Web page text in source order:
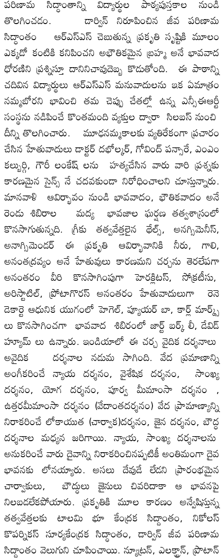
తొలగించడం. డార్విన్ నిరూపించిన జీవ పరిణామ
సిద్ధాంతం ఆర్ఎస్ఎస్ చెబుతున్న ప్రకృతి సృష్టికి మూలం
ఎక్కడో కంటికి కనిపించని అభౌతికమైన బ్రహ్మ అనే భావవాద
ధోరణిని ప్రశ్నిస్తూ దానినిచావుదెబ్బ కొడుతోంది. ఈ పాఠాన్ని
చదివిన విద్యార్థులు ఆర్ఎస్ఎస్ మనువాదులను ఇక ఏమాత్రం
నమ్మబోరని భావించి తమ చెప్పు చేతల్లో ఉన్న ఎన్సీఈఆర్టీ
సంస్థను నడిపించే కొంతమంది వ్యక్తుల ద్వారా సిలబస్ నుంచి
దీన్ని తొలగించారు. మూఢనమ్మకాలకు వ్యతిరేకంగా ప్రచారం
చేసిన హేతువాదులు డాక్టర్ దభోల్కర్, గోవింద్ పన్సారే, ఎంఎం
కల్బుర్గి, గౌరీ లంకేష్ లను హత్యచేసిన వారు వారి ప్రశ్నకు
కారణమైన సైన్స్ నే చదవకుండా నిరోధించాలని చూస్తున్నారు.
మానవాళి ఆవిర్భావం నుండి భావవాదం, భౌతికవాదం అనే
రెండు శిబిరాల మద్య భావజాల ఘర్షణ తత్వశాస్రంలో
కొనసాగుతున్నది. గ్రీకు తత్వవేత్తలైన థేల్స్, అనగ్సిమెనీస్,
అనాగ్సిమెండర్ ఈ ప్రకృతి ఆవిర్భావానికి నీరు, గాలి,
అనంతద్రవ్యం అనే హేతువులు కారణమని చర్చను తెరలేపగా
అనంతరం వీరి కొనసాగింపుగా హెరక్లిటస్, సోక్రటీసు,
అరిస్టాటిల్, ప్రోటాగొరస్ అనంతరం హేతువాదులుగా రెనె
డెకార్టె ఆధునిక యుగంలో హెగెల్, ప్యూయర్ బా, కార్ల్ మార్క్స్
లు కొనసాగించగా భావవాద శిబిరంలో జార్ట్ బర్క్ లీ, డేవిడ్
హ్యూమ్ లు ఉన్నారు. ఇండియాలో ఈ చర్చ వైదిక దర్శనాలు
అవైదిక దర్శనాల నడుమ సాగింది. వేద ప్రమాణాన్ని
అంగీకరించే న్యాయ దర్శనం, వైశేషిక దర్శనం, సాంఖ్య
దర్శనం, యోగ దర్శనం, పూర్వ మీమాంసా దర్శనం ,
ఉత్తరమీమాంసా దర్శనం (వేదాంతదర్శనం) వేద ప్రామాణ్యాన్ని
నిరాకరించే లోకాయుత (చార్వాక)దర్శనం, జైన దర్శనం, బౌద్ధ
దర్శనాల మధ్యన జరిగాయి. న్యాయ, సాంఖ్య దర్శనాలను
అనుకరించే వారు దైవాన్ని నిరాకరించినప్పటికీ అంతిమంగా దైవ
భావనకు లోనయ్యారు. అసలు దేవుడే లేడని ప్రారంభమైన
చార్వాకులు, బౌద్ధులు జైనులు చివరిదాకా ఆ భావనపై
నిలబడలేకపోయారు. ప్రకృతికి మూల కారణం అన్వేషిస్తున్న
తత్వవేత్తలకు టాలమి భూ కేంద్రక సిద్దాంతం, నికోలస్
కొపర్నికస్ సూర్యకేంద్రక సిద్ధాంతం, డార్విన్ జీవ పరిణామ
సిద్దాంతం వెలుగుని చూపించాయి. న్యూట్రన్, ఎలక్ట్రాన్, ప్రొటాన్